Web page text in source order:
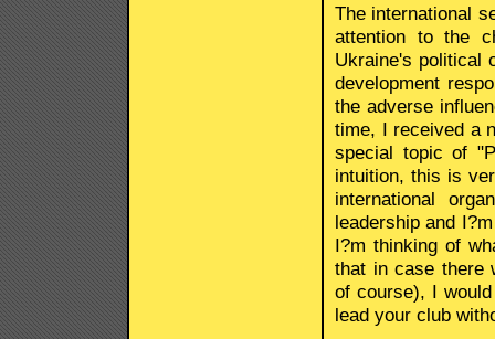
The international
attention to the
Ukraine's political
development
the adverse
time, I received a
special topic of
intuition, this is
international
leadership and
I?m thinking of
that in case there
of course), I
lead your club